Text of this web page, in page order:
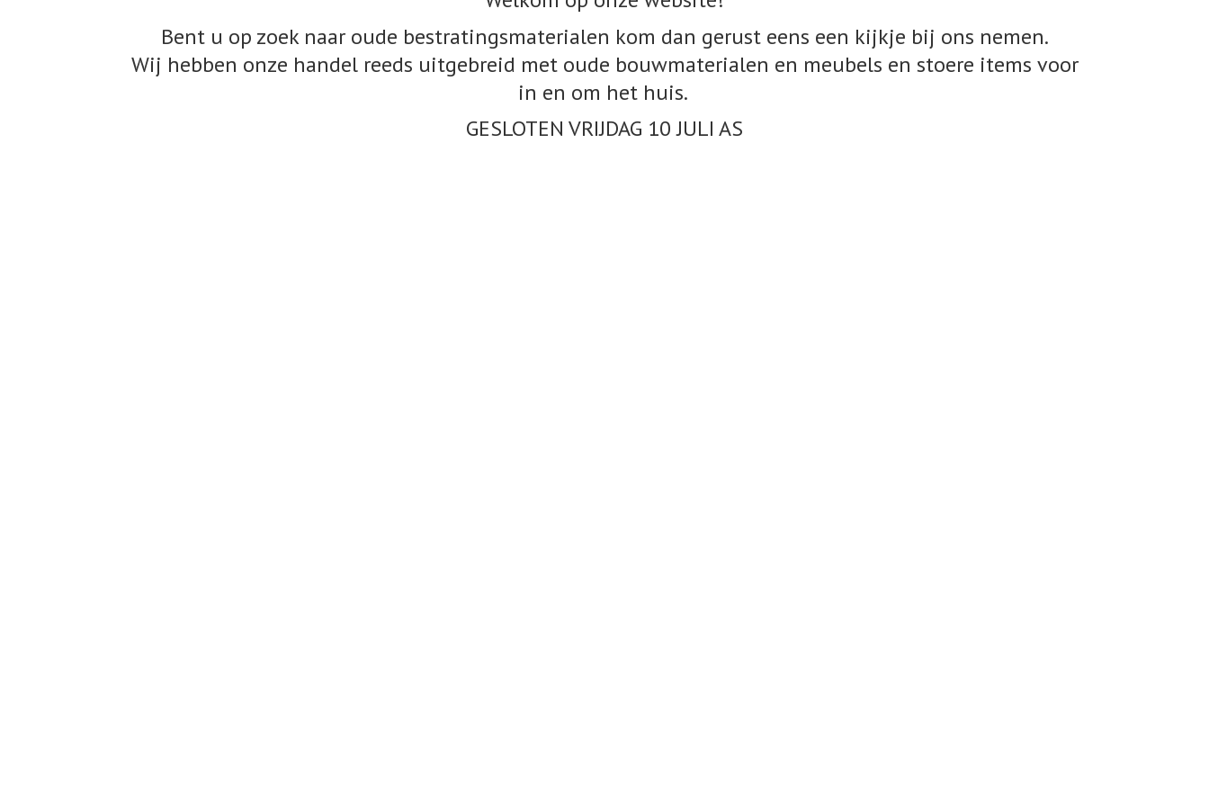
Bent u op zoek naar oude bestratingsmaterialen kom dan gerust eens een kijkje bij ons nemen.
Wij hebben onze handel reeds uitgebreid met oude bouwmaterialen en meubels en stoere items voor
in en om het huis.
GESLOTEN VRIJDAG 10JULI AS